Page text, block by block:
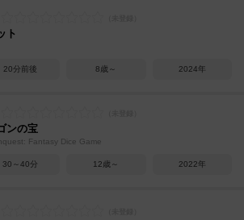
ト
20分前後 8歳～ 2024年
ンの宝
Fantasy Dice Game
30～40分 12歳～ 2022年